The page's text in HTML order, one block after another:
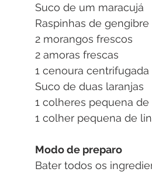
Suco de um maracujá
Raspinhas de gengibre
2 morangos frescos
2 amoras frescas
1 cenoura
Suco de duas laranjas
1 colheres pequena de
1 colher pequena de
Modo de preparo
Bater todos os